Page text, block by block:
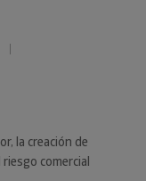
la creación de
comercial